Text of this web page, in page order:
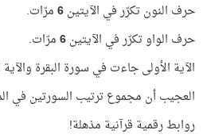
حرف النون تكرّر في الآيتين6مرّات.
حرف الواو تكرّر في الآيتين6مرّات.
الآية الأولى جاءت في سورة البقرة
العجيب أن مجموع ترتيب السورتين في
روابط رقمية قرآنية مذهلة!